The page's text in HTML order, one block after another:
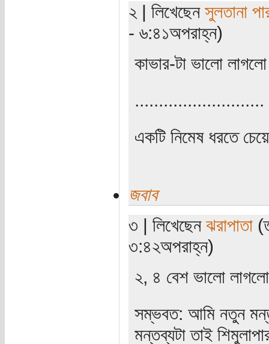
২ | লিখেছেন সুলতানা
- ৬:৪১অপরাহ্ন)
কাভার-টা ভালো
...........................
একটি নিমেষ ধরতে
জবাব
৩ | লিখেছেন ঝরাপাতা
৩:৪২অপরাহ্ন)
২, ৪ বেশ ভালো
সম্ভবত: আমি নতুন
মন্তব্যটা তাই